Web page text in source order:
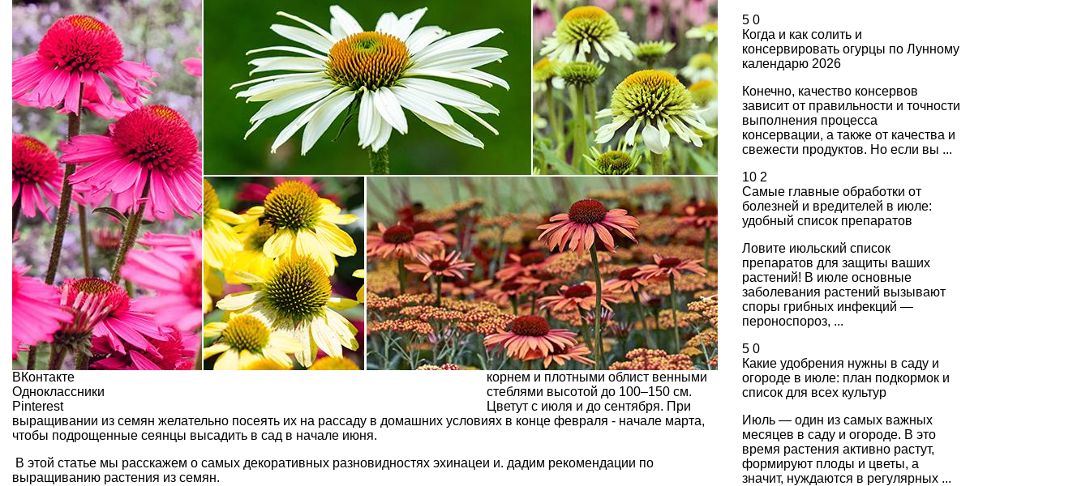
ВКонтакте
Одноклассники
Pinterest
корнем и плотными облист­ венными
стеблями высо­­той до 100–150 см.
Цветут с июля и до сентября. При
выращивании из семян желательно посеять их на рассаду в домашних условиях в конце февраля - начале марта,
чтобы подрощенные сеянцы высадить в сад в начале июня.
В этой статье мы расскажем о самых декоративных разновидностях эхинацеи и. дадим рекомендации по
выращиванию растения из семян.
5 0
Когда и как солить и
консервировать огурцы по Лунному
календарю 2026
Конечно, качество консервов
зависит от правильности и точности
выполнения процесса
консервации, а также от качества и
свежести продуктов. Но если вы ...
10 2
Самые главные обработки от
болезней и вредителей в июле:
удобный список препаратов
Ловите июльский список
препаратов для защиты ваших
растений! В июле основные
заболевания растений вызывают
споры грибных инфекций —
пероноспороз, ...
5 0
Какие удобрения нужны в саду и
огороде в июле: план подкормок и
список для всех культур
Июль — один из самых важных
месяцев в саду и огороде. В это
время растения активно растут,
формируют плоды и цветы, а
значит, нуждаются в регулярных ...